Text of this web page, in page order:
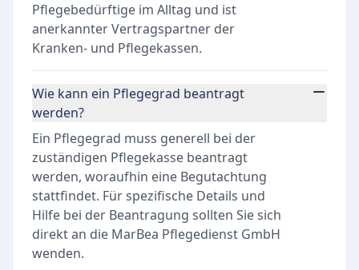
Pflegebedürftige im Alltag und ist
anerkannter Vertragspartner der
Kranken- und Pflegekassen.
Wie kann ein Pflegegrad beantragt
werden?
Ein Pflegegrad muss generell bei der
zuständigen Pflegekasse beantragt
werden, woraufhin eine Begutachtung
stattfindet. Für spezifische Details und
Hilfe bei der Beantragung sollten Sie sich
direkt an die MarBea Pflegedienst GmbH
wenden.